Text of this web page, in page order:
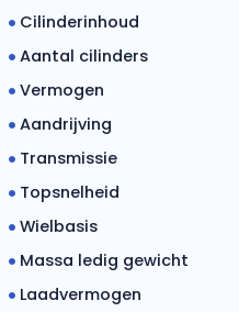
Cilinderinhoud
Aantal cilinders
Vermogen
Aandrijving
Transmissie
Topsnelheid
Wielbasis
Massa ledig gewicht
Laadvermogen